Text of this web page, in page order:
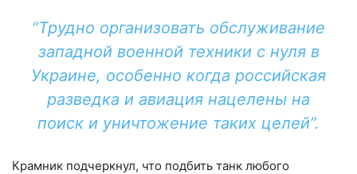
“Трудно организовать обслуживание
западной военной техники с нуля в
Украине, особенно когда российская
разведка и авиация нацелены на
поиск и уничтожение таких целей”.
Крамник подчеркнул, что подбить танк любого